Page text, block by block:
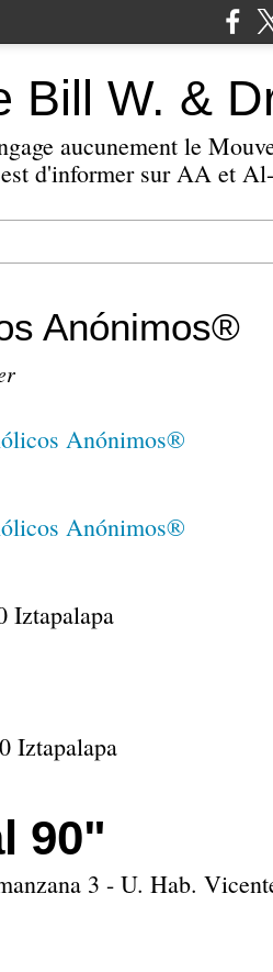
Bill W. &
aucunement le
d'informer sur AA et
Anónimos®
90"
3 - U. Hab.